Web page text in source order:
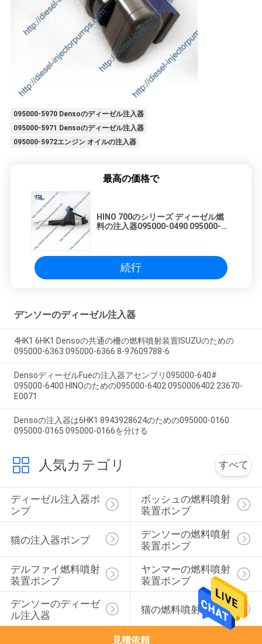
プ
ー
095000-5970 Densoのディーゼル注入器
095000-5971 Densoのディーゼル注入器
095000-5972エンジン オイルの注入器
最高の価格で
HINO 700のシリーズ ディーゼル燃
料の注入器095000-0490 095000-
続行
デンソーのディーゼル注入器
4HK1 6HK1 Densoの共通の柵の燃料噴射装置ISUZUのための
095000-6363 095000-6366 8-97609788-6
DensoディーゼルFueの注入器アセンブリ095000-640#
095000-6400 HINOのための095000-6402 0950006402 23670-
E0071
Densoの注入器は6HK1 8943928624のための095000-0160
095000-0165 095000-0166を分ける
人気カテゴリ すべて
ディーゼル注入器ポ
ンプ
ボッシュの燃料噴射
装置ポンプ
猫の注入器ポンプ
デンソーの燃料噴射
装置ポンプ
デルファイ燃料噴射
装置ポンプ
ヤンマーの燃料噴射
装置ポンプ
デンソーのディーゼ
ル注入器
猫の燃料噴射装置
見積依頼